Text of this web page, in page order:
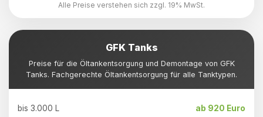
Alle Preise verstehen sich zzgl. 19% MwSt.
GFK Tanks
Preise für die Öltankentsorgung und Demontage von GFK
Tanks. Fachgerechte Öltankentsorgung für alle Tanktypen.
bis 3.000 L ab 920 Euro